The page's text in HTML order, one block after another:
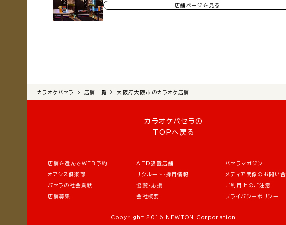
店舗ページを見る
カラオケパセラ 店舗一覧 大阪府大阪市のカラオケ店舗
カラオケパセラの
TOPへ戻る
店舗を選んでWEB予約 AED設置店舗 パセラマガジン
オアシス倶楽部 リクルート・採用情報 メディア関係のお問い
パセラの社会貢献 協賛・応援 ご利用上のご注意
店舗募集 会社概要 プライバシーポリシー
Copyright 2016 NEWTON Corporation